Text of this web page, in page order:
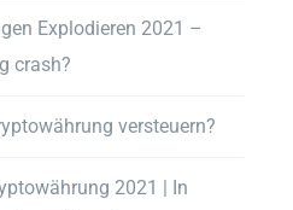
Explodieren 2021 –
crash?
versteuern?
2021 | In